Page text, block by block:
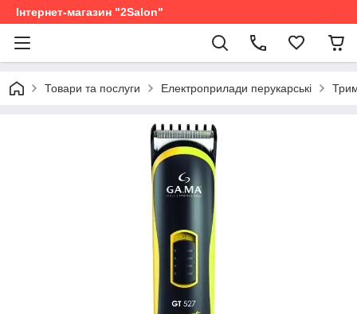
Інтернет-магазин "2Salon"
Товари та послуги Електроприлади перукарські